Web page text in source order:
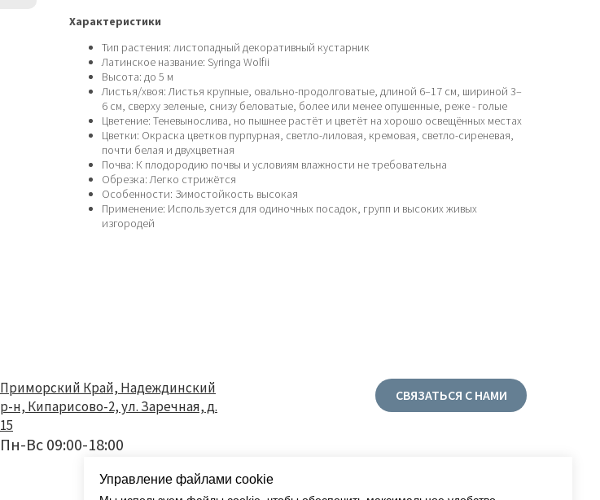
Характеристики
Тип растения: листопадный декоративный кустарник
Латинское название: Syringa Wolfii
Высота: до 5 м
Листья/хвоя: Листья крупные, овально-продолговатые, длиной 6–17 см, шириной 3–
6 см, сверху зеленые, снизу беловатые, более или менее опушенные, реже - голые
Цветение: Теневынослива, но пышнее растёт и цветёт на хорошо освещённых местах
Цветки: Окраска цветков пурпурная, светло-лиловая, кремовая, светло-сиреневая,
почти белая и двухцветная
Почва: К плодородию почвы и условиям влажности не требовательна
Обрезка: Легко стрижётся
Особенности: Зимостойкость высокая
Применение: Используется для одиночных посадок, групп и высоких живых
изгородей
Приморский Край, Надеждинский
р-н, Кипарисово-2, ул. Заречная, д.
15
Пн-Вс 09:00-18:00
СВЯЗАТЬСЯ С НАМИ
Управление файлами cookie